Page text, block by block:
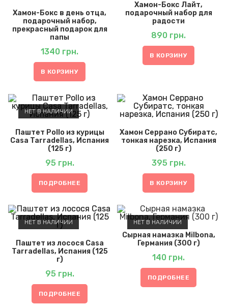
Хамон-Бокс в день отца,
подарочный набор,
прекрасный подарок для
папы
1340 грн.
В КОРЗИНУ
Хамон-Бокс Лайт,
подарочный набор для
радости
890 грн.
В КОРЗИНУ
НЕТ В НАЛИЧИИ
Паштет Pollo из курицы
Casa Tarradellas, Испания
(125 г)
95 грн.
ПОДРОБНЕЕ
Хамон Серрано Субиратс,
тонкая нарезка, Испания
(250 г)
395 грн.
В КОРЗИНУ
НЕТ В НАЛИЧИИ
Паштет из лосося Casa
Tarradellas, Испания (125
г)
95 грн.
ПОДРОБНЕЕ
НЕТ В НАЛИЧИИ
Сырная намазка Milbona,
Германия (300 г)
140 грн.
ПОДРОБНЕЕ